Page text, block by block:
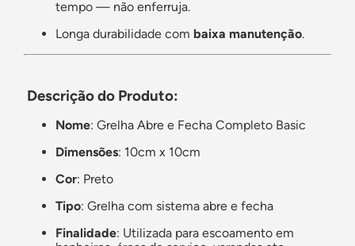
tempo — não enferruja.
Longa durabilidade com baixa manutenção.
Descrição do Produto:
Nome: Grelha Abre e Fecha Completo Basic
Dimensões: 10cm x 10cm
Cor: Preto
Tipo: Grelha com sistema abre e fecha
Finalidade: Utilizada para escoamento em